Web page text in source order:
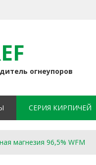
огнеупоров
СЕРИЯ КИРПИЧЕЙ
магнезия 96,5% WFM